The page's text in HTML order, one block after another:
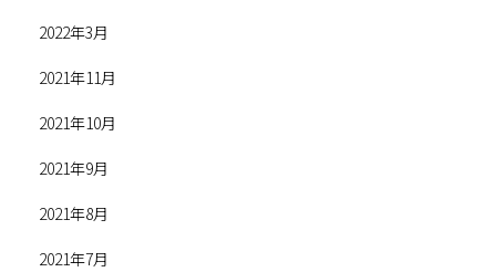
2022年3月
2021年11月
2021年10月
2021年9月
2021年8月
2021年7月